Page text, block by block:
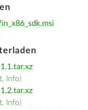
, Info)
, Info)